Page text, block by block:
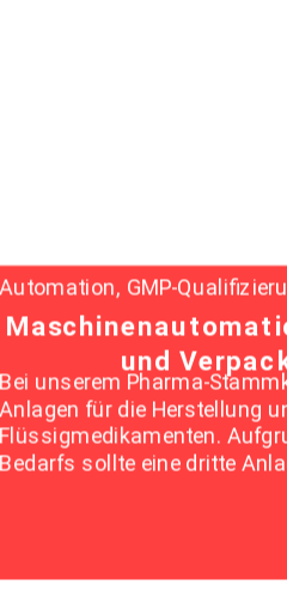
Automation, GMP-
und
Bei unserem Pharma-
Anlagen für die Herstellung
Flüssigmedikamenten.
Bedarfs sollte eine dritte